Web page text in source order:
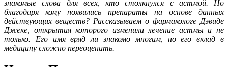
знакомые слова для всех, кто столкнулся с астмой. Но
благодаря кому появились препараты на основе данных
действующих веществ? Рассказываем о фармакологе Дэвиде
Джеке, открытия которого изменили лечение астмы и не
только. Его имя вряд ли знакомо многим, но его вклад в
медицину сложно переоценить.